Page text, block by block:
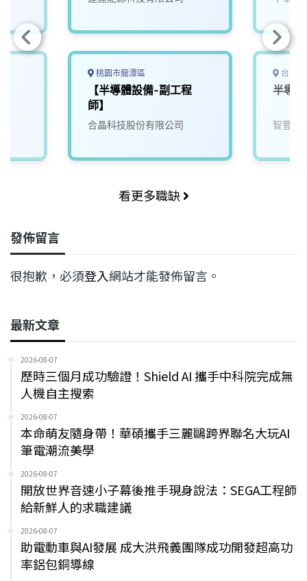
桃園市龍潭區
【半導體設備-副工程
師】
合晶科技股份有限公司
台北
半導
智豐科
看更多職缺
發佈留言
很抱歉，必須登入網站才能發佈留言。
最新文章
2026-08-07
歷時三個月成功驗證！Shield AI 攜手中科院完成無
人機自主搜索
2026-08-07
本命萌友隨身帶！華碩攜手三麗鷗跨界聯名大玩AI
筆電潮流美學
2026-08-07
開放世界音速小子幕後推手現身說法：SEGA工程師
給新鮮人的求職建議
2026-08-07
助電動車與AI發展 成大洪飛義團隊成功開發超高功
率鋁包銅導線